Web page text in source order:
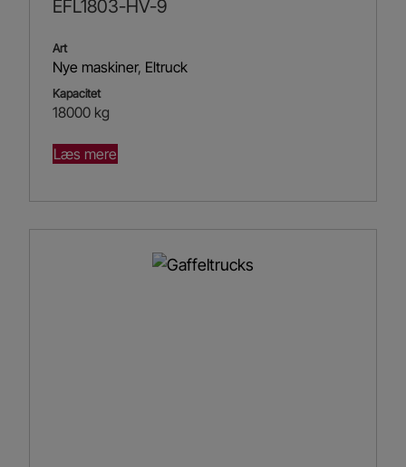
EFL1803-HV-9
Art
Nye maskiner, Eltruck
Kapacitet
18000 kg
Læs mere